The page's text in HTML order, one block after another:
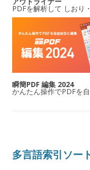
PDFを解析して しおり
瞬簡PDF 編集 2024
かんたん操作でPDFを
多言語索引ソー